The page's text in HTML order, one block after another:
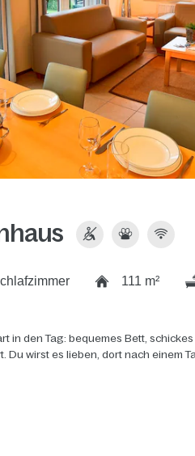
111 m²
in den Tag: bequemes Bett,
Du wirst es lieben, dort nach einem